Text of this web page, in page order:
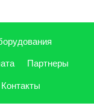
Партнеры
Контакты